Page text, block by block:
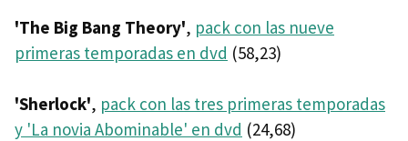
'The Big Bang Theory', pack con las nueve
primeras temporadas en dvd (58,23)
'Sherlock', pack con las tres primeras temporadas
y 'La novia Abominable' en dvd (24,68)